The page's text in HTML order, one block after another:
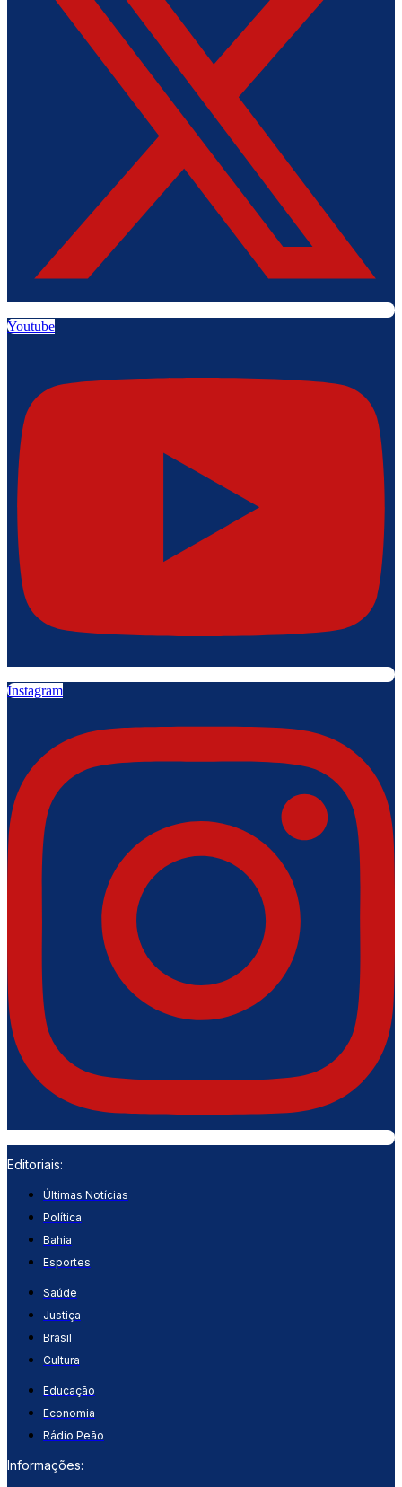
Youtube
Instagram
Editoriais:
Últimas Notícias
Política
Bahia
Esportes
Saúde
Justiça
Brasil
Cultura
Educação
Economia
Rádio Peão
Informações: